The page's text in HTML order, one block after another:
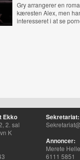
Gry arrangerer en
kæresten Alex, men
interesseret i at se
Ekko
2. sal
K
Sekretariat:
Annoncer:
Merete
6111 5851